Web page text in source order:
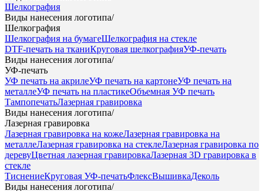
Шелкография
Виды нанесения логотипа/
Шелкография
Шелкография на бумагеШелкография на стекле
DTF-печать на тканиКруговая шелкографияУФ-печать
Виды нанесения логотипа/
УФ-печать
УФ печать на акрилеУФ печать на картонеУФ печать на
металлеУФ печать на пластикеОбъемная УФ печать
ТампопечатьЛазерная гравировка
Виды нанесения логотипа/
Лазерная гравировка
Лазерная гравировка на кожеЛазерная гравировка на
металлеЛазерная гравировка на стеклеЛазерная гравировка по
деревуЦветная лазерная гравировкаЛазерная 3D гравировка в
стекле
ТиснениеКруговая УФ-печатьФлексВышивкаДеколь
Виды нанесения логотипа/